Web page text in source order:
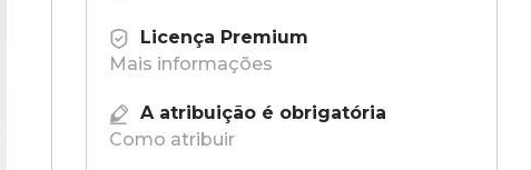
Licença Premium
Mais informações
A atribuição é obrigatória
Como atribuir